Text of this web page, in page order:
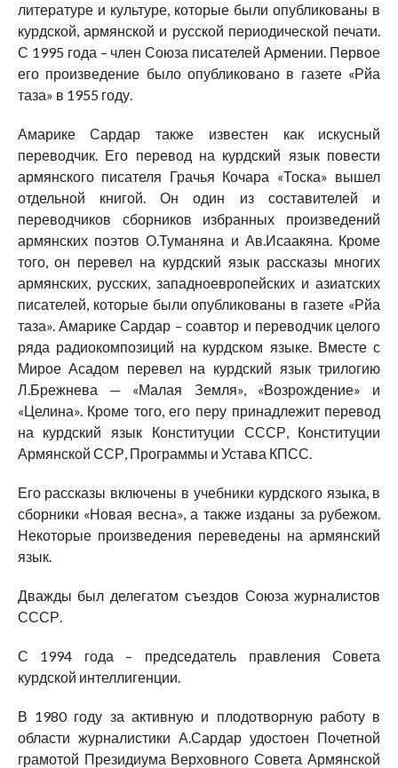
литературе и культуре, которые были опубликованы в
курдской, армянской и русской периодической печати.
С 1995 года – член Союза писателей Армении. Первое
его произведение было опубликовано в газете «Рйа
таза» в 1955 году.
Амарике Сардар также известен как искусный
переводчик. Его перевод на курдский язык повести
армянского писателя Грачья Кочара «Тоска» вышел
отдельной книгой. Он один из составителей и
переводчиков сборников избранных произведений
армянских поэтов О.Туманяна и Ав.Исаакяна. Кроме
того, он перевел на курдский язык рассказы многих
армянских, русских, западноевропейских и азиатских
писателей, которые были опубликованы в газете «Рйа
таза». Амарике Сардар – соавтор и переводчик целого
ряда радиокомпозиций на курдском языке. Вместе с
Мирое Асадом перевел на курдский язык трилогию
Л.Брежнева — «Малая Земля», «Возрождение» и
«Целина». Кроме того, его перу принадлежит перевод
на курдский язык Конституции СССР, Конституции
Армянской ССР, Программы и Устава КПСС.
Его рассказы включены в учебники курдского языка, в
сборники «Новая весна», а также изданы за рубежом.
Некоторые произведения переведены на армянский
язык.
Дважды был делегатом съездов Союза журналистов
СССР.
С 1994 года – председатель правления Совета
курдской интеллигенции.
В 1980 году за активную и плодотворную работу в
области журналистики А.Сардар удостоен Почетной
грамотой Президиума Верховного Совета Армянской